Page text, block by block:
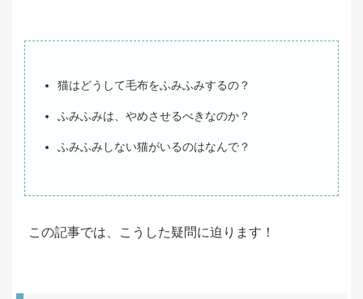
猫はどうして毛布をふみふみするの？
ふみふみは、やめさせるべきなのか？
ふみふみしない猫がいるのはなんで？
この記事では、こうした疑問に迫ります！